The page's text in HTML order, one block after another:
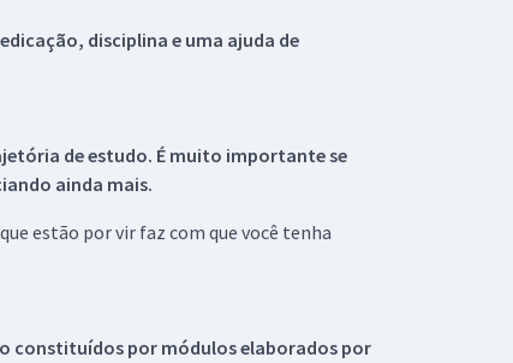
disciplina e uma ajuda de
de estudo. É muito importante se
ainda mais.
estão por vir faz com que você tenha
constituídos por módulos elaborados por